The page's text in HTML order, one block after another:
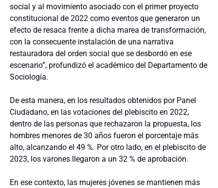
social y al movimiento asociado con el primer proyecto
constitucional de 2022 como eventos que generaron un
efecto de resaca frente a dicha marea de transformación,
con la consecuente instalación de una narrativa
restauradora del orden social que se desbordó en ese
escenario”, profundizó el académico del Departamento de
Sociología.
De esta manera, en los resultados obtenidos por Panel
Ciudadano, en las votaciones del plebiscito en 2022,
dentro de las personas que rechazaron la propuesta, los
hombres menores de 30 años fueron el porcentaje más
alto, alcanzando el 49 %. Por otro lado, en el plebiscito de
2023, los varones llegaron a un 32 % de aprobación.
En ese contexto, las mujeres jóvenes se mantienen más